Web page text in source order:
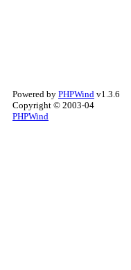
Powered by PHPWind v1.3.6
Copyright © 2003-04
PHPWind